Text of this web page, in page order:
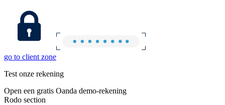
go to client zone
Test onze rekening
Open een gratis Oanda demo-rekening
Rodo section